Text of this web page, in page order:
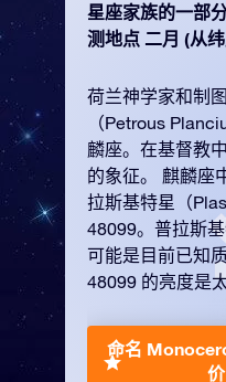
星座家族的一部
测地点 二月 (从纬
荷兰神学家和制
（Petrous
麟座。在基督教
的象征。 麒麟座
拉斯基特星（
48099。普拉斯基
可能是目前已知
48099 的亮度是
命名